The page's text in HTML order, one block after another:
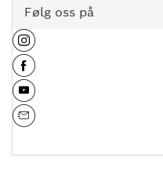
Følg oss på